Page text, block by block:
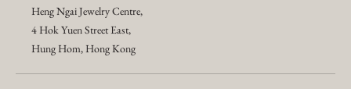
Heng Ngai Jewelry Centre,
4 Hok Yuen Street East,
Hung Hom, Hong Kong